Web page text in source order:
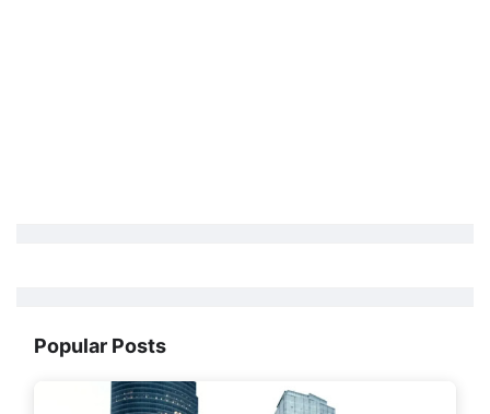
Popular Posts